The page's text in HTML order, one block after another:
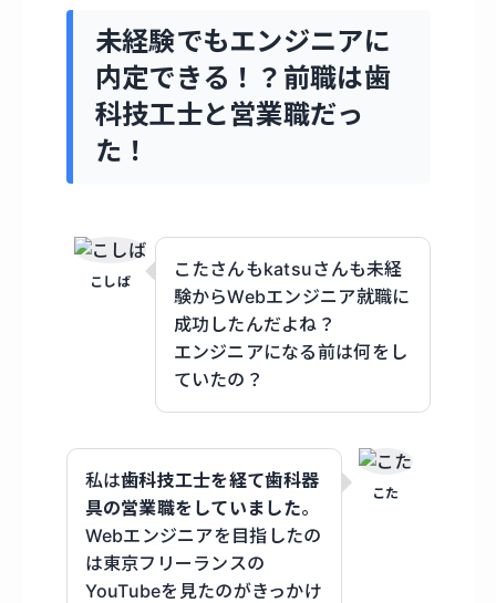
未経験でもエンジニアに
内定できる！？前職は歯
科技工士と営業職だっ
た！
こしば
こたさんもkatsuさんも未経
験からWebエンジニア就職に
成功したんだよね？
エンジニアになる前は何をし
ていたの？
こた
私は歯科技工士を経て歯科器
具の営業職をしていました。
Webエンジニアを目指したの
は東京フリーランスの
YouTubeを見たのがきっかけ